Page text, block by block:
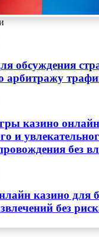
обсуждения
арбитражу
казино
и
без
казино для
без